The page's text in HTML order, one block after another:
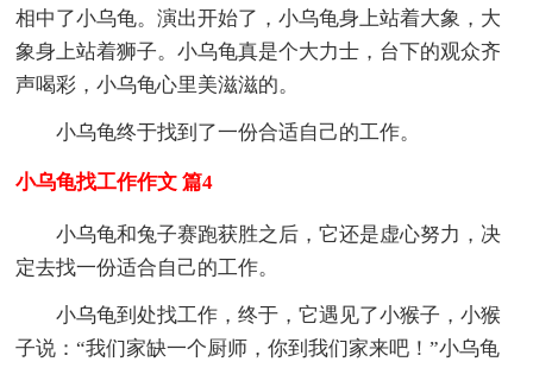
相中了小乌龟。演出开始了，小乌龟身上站着大象，大
象身上站着狮子。小乌龟真是个大力士，台下的观众齐
声喝彩，小乌龟心里美滋滋的。
小乌龟终于找到了一份合适自己的工作。
小乌龟找工作作文 篇4
小乌龟和兔子赛跑获胜之后，它还是虚心努力，决
定去找一份适合自己的工作。
小乌龟到处找工作，终于，它遇见了小猴子，小猴
子说：“我们家缺一个厨师，你到我们家来吧！”小乌龟